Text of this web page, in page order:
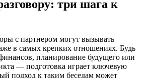
три шага к
с партнером могут вызывать
в самых крепких отношениях. Будь
планирование будущего или
— подготовка играет ключевую
подход к таким беседам может